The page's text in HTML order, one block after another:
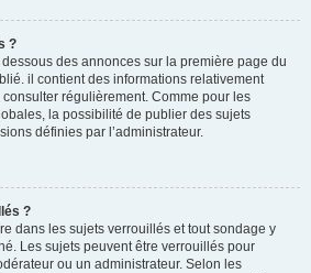
?
des annonces sur la première page du
il contient des informations relativement
régulièrement. Comme pour les
la possibilité de publier des sujets
définies par l’administrateur.
?
dans les sujets verrouillés et tout sondage y
Les sujets peuvent être verrouillés pour
ou un administrateur. Selon les